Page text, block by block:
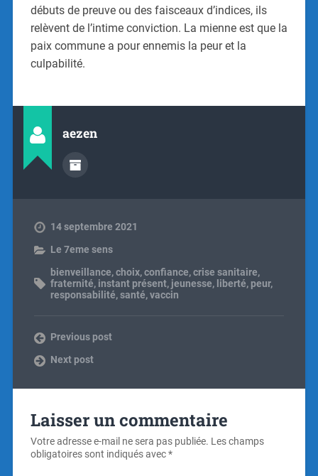
débuts de preuve ou des faisceaux d’indices, ils
relèvent de l’intime conviction. La mienne est que la
paix commune a pour ennemis la peur et la
culpabilité.
aezen
14 septembre 2021
Le 7eme sens
bienveillance,choix,confiance,crise sanitaire,
fraternité, instant présent, jeunesse, liberté, peur,
responsabilité,santé,vaccin
Previous post
Next post
Laisser un commentaire
Votre adresse e-mail ne sera pas publiée. Les champs
obligatoires sont indiqués avec*